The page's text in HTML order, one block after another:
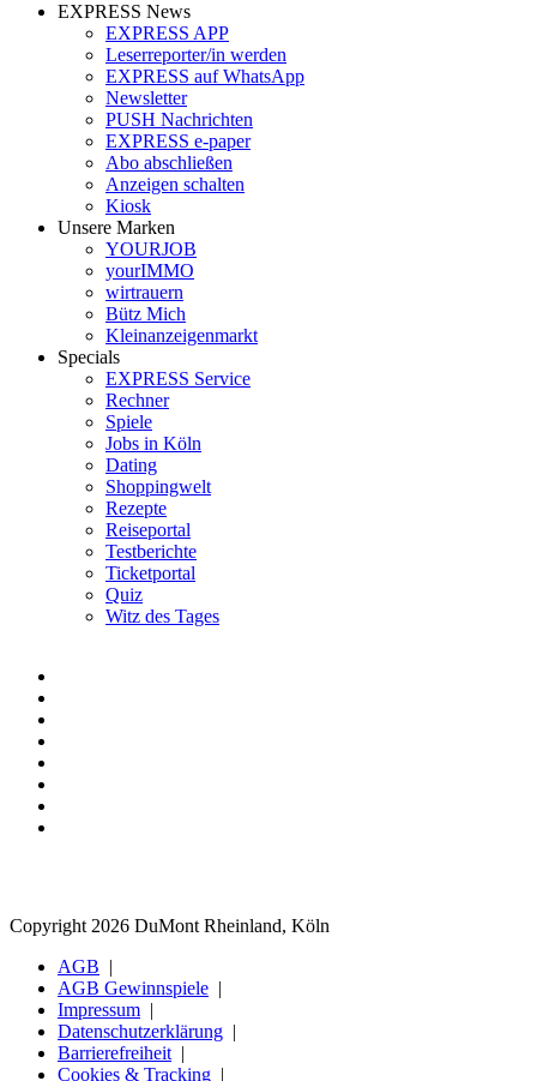
EXPRESS News
EXPRESS APP
Leserreporter/in werden
EXPRESS auf WhatsApp
Newsletter
PUSH Nachrichten
EXPRESS e-paper
Abo abschließen
Anzeigen schalten
Kiosk
Unsere Marken
YOURJOB
yourIMMO
wirtrauern
Bütz Mich
Kleinanzeigenmarkt
Specials
EXPRESS Service
Rechner
Spiele
Jobs in Köln
Dating
Shoppingwelt
Rezepte
Reiseportal
Testberichte
Ticketportal
Quiz
Witz des Tages
Copyright 2026 DuMont Rheinland, Köln
AGB
AGB Gewinnspiele
Impressum
Datenschutzerklärung
Barrierefreiheit
Cookies & Tracking